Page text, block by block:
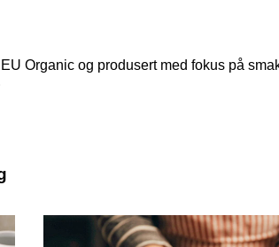
Organic og produsert med fokus på